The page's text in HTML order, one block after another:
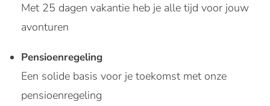
Met 25 dagen vakantie heb je alle tijd voor jouw
avonturen
Pensioenregeling
Een solide basis voor je toekomst met onze
pensioenregeling